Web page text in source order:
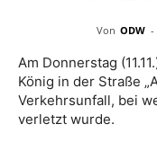
Von ODW -
Am Donnerstag
König in der Straße
Verkehrsunfall, bei
verletzt wurde.